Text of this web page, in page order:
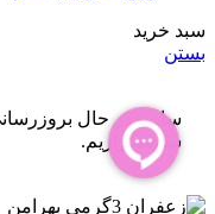
سبد خرید
بستن
سایت در حال
سپاسگزاریم.